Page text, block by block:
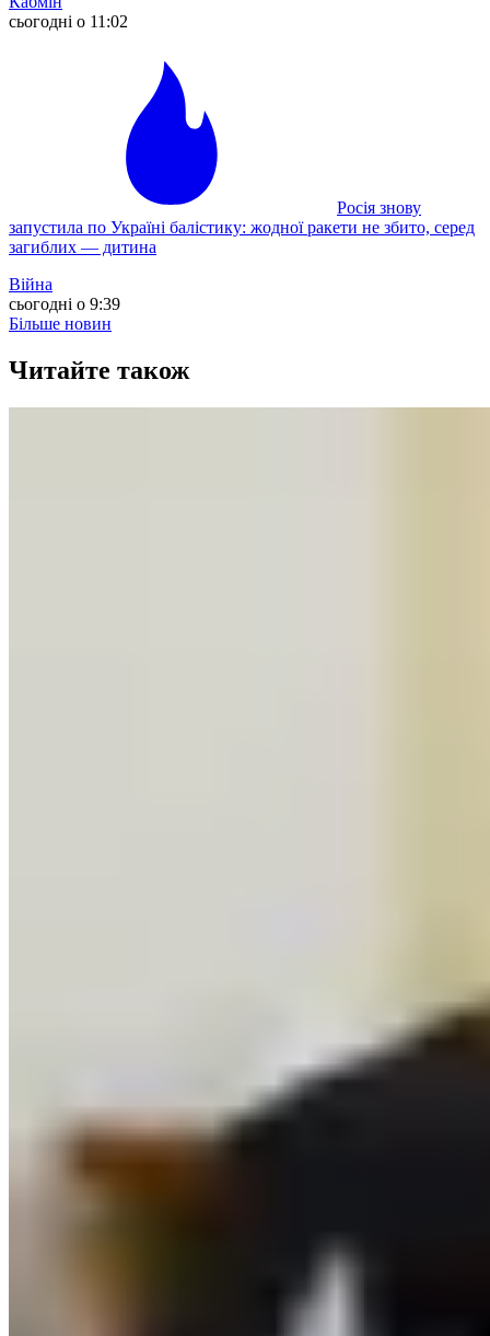
сьогодні о 11:02
Росія знову
запустила по Україні балістику: жодної ракети не збито, серед
загиблих — дитина
Війна
сьогодні о 9:39
Більше новин
Читайте також